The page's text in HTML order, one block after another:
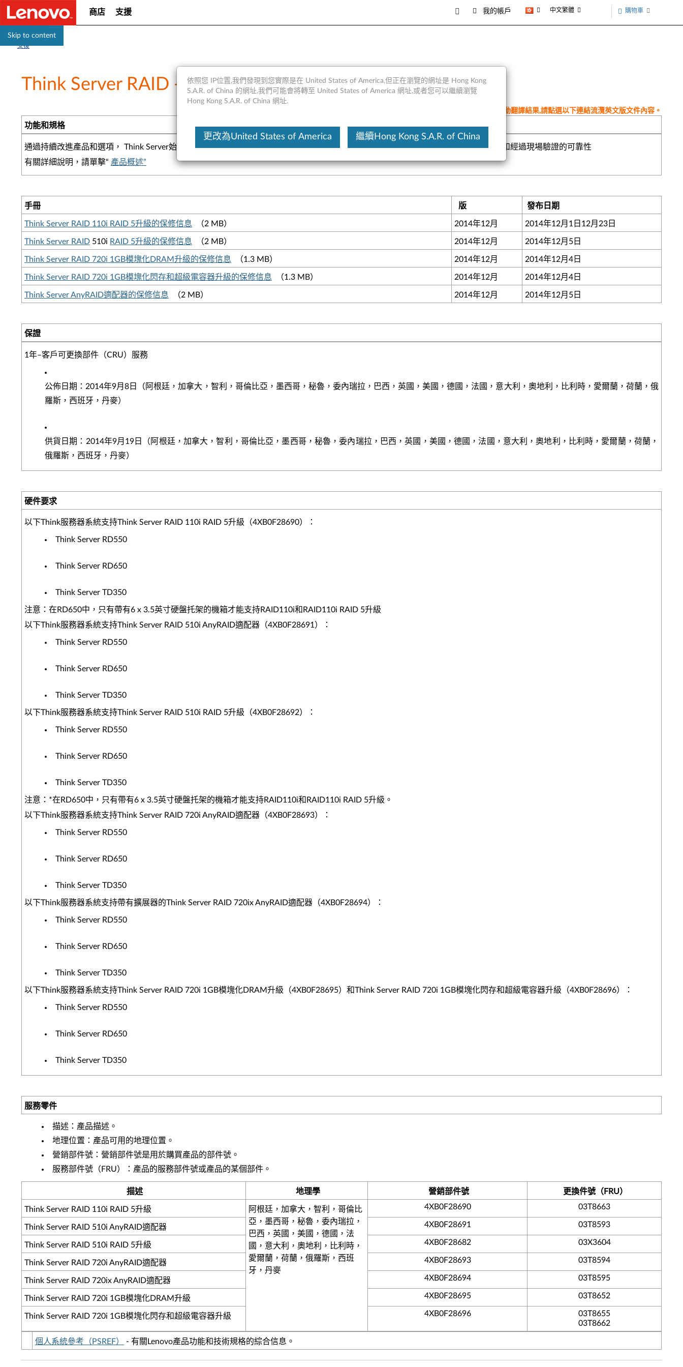
Skip to content
商店 支援 我的帳戶 中文繁體 購物車
支援
Think Server RAID - 概述
這份文件為翻譯程式自動翻譯結果,請點選以下連結流灠英文版文件內容。
功能和規格
通過持續改進產品和選項， Think Server始終滿足性能增強和功能支持的需求。使用新選項升級您的系統將為您帶來靈活性，可擴展性和經過現場驗證的可靠性
有關詳細說明，請單擊“ 產品概述”
手冊 版 發布日期
Think Server RAID 110i RAID 5升級的保修信息 （2 MB） 2014年12月 2014年12月1日12月23日
Think Server RAID 510i RAID 5升級的保修信息 （2 MB） 2014年12月 2014年12月5日
Think Server RAID 720i 1GB模塊化DRAM升級的保修信息 （1.3 MB） 2014年12月 2014年12月4日
Think Server RAID 720i 1GB模塊化閃存和超級電容器升級的保修信息 （1.3 MB） 2014年12月 2014年12月4日
Think Server AnyRAID適配器的保修信息 （2 MB） 2014年12月 2014年12月5日
保證
1年–客戶可更換部件（CRU）服務
公佈日期：2014年9月8日（阿根廷，加拿大，智利，哥倫比亞，墨西哥，秘魯，委內瑞拉，巴西，英國，美國，德國，法國，意大利，奧地利，比利時，愛爾蘭，荷蘭，俄
羅斯，西班牙，丹麥）
供貨日期：2014年9月19日（阿根廷，加拿大，智利，哥倫比亞，墨西哥，秘魯，委內瑞拉，巴西，英國，美國，德國，法國，意大利，奧地利，比利時，愛爾蘭，荷蘭，
俄羅斯，西班牙，丹麥）
硬件要求
以下Think服務器系統支持Think Server RAID 110i RAID 5升級（4XB0F28690）：
Think Server RD550
Think Server RD650
Think Server TD350
注意：在RD650中，只有帶有6 x 3.5英寸硬盤托架的機箱才能支持RAID110i和RAID110i RAID 5升級
以下Think服務器系統支持Think Server RAID 510i AnyRAID適配器（4XB0F28691）：
Think Server RD550
Think Server RD650
Think Server TD350
以下Think服務器系統支持Think Server RAID 510i RAID 5升級（4XB0F28692）：
Think Server RD550
Think Server RD650
Think Server TD350
注意：*在RD650中，只有帶有6 x 3.5英寸硬盤托架的機箱才能支持RAID110i和RAID110i RAID 5升級。
以下Think服務器系統支持Think Server RAID 720i AnyRAID適配器（4XB0F28693）：
Think Server RD550
Think Server RD650
Think Server TD350
以下Think服務器系統支持帶有擴展器的Think Server RAID 720ix AnyRAID適配器（4XB0F28694）：
Think Server RD550
Think Server RD650
Think Server TD350
以下Think服務器系統支持Think Server RAID 720i 1GB模塊化DRAM升級（4XB0F28695）和Think Server RAID 720i 1GB模塊化閃存和超級電容器升級（4XB0F28696）：
Think Server RD550
Think Server RD650
Think Server TD350
服務零件
描述：產品描述。
地理位置：產品可用的地理位置。
營銷部件號：營銷部件號是用於購買產品的部件號。
服務部件號（FRU）：產品的服務部件號或產品的某個部件。
描述 地理學 營銷部件號 更換件號（FRU）
Think Server RAID 110i RAID 5升級
阿根廷，加拿大，智利，哥倫比
亞，墨西哥，秘魯，委內瑞拉，
巴西，英國，美國，德國，法
國，意大利，奧地利，比利時，
愛爾蘭，荷蘭，俄羅斯，西班
牙，丹麥
4XB0F28690 03T8663
Think Server RAID 510i AnyRAID適配器 4XB0F28691 03T8593
Think Server RAID 510i RAID 5升級 4XB0F28682 03X3604
Think Server RAID 720i AnyRAID適配器 4XB0F28693 03T8594
Think Server RAID 720ix AnyRAID適配器 4XB0F28694 03T8595
Think Server RAID 720i 1GB模塊化DRAM升級 4XB0F28695 03T8652
Think Server RAID 720i 1GB模塊化閃存和超級電容器升級 4XB0F28696
03T8655
03T8662
個人系統參考（PSREF） - 有關Lenovo產品功能和技術規格的綜合信息。
依照您 IP位置,我們發現到您實際是在 United States of America,但正在瀏覽的網址是 Hong Kong
S.A.R. of China 的網址,我們可能會將轉至 United States of America 網址,或者您可以繼續瀏覽
Hong Kong S.A.R. of China 網址.
更改為United States of America 繼續Hong Kong S.A.R. of China